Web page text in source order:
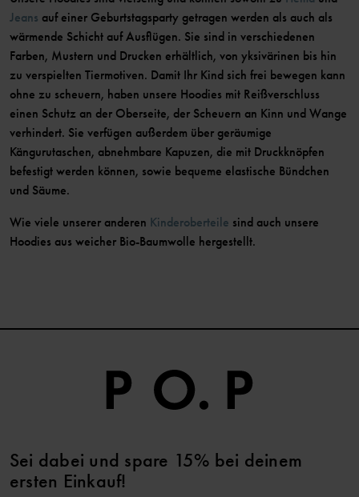
Jeans auf einer Geburtstagsparty getragen werden als auch als
wärmende Schicht auf Ausflügen. Sie sind in verschiedenen
Farben, Mustern und Drucken erhältlich, von yksivärinen bis hin
zu verspielten Tiermotiven. Damit Ihr Kind sich frei bewegen kann
ohne zu scheuern, haben unsere Hoodies mit Reißverschluss
einen Schutz an der Oberseite, der Scheuern an Kinn und Wange
verhindert. Sie verfügen außerdem über geräumige
Kängurutaschen, abnehmbare Kapuzen, die mit Druckknöpfen
befestigt werden können, sowie bequeme elastische Bündchen
und Säume.
Wie viele unserer anderen Kinderoberteile sind auch unsere
Hoodies aus weicher Bio-Baumwolle hergestellt.
Sei dabei und spare 15% bei deinem
ersten Einkauf!